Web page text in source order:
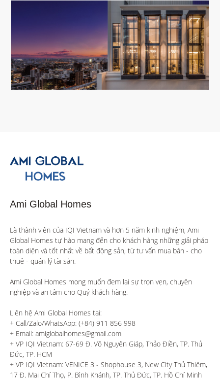
Ami Global Homes
Là thành viên của IQI Vietnam và hơn 5 năm kinh nghiệm, Ami
Global Homes tự hào mang đến cho khách hàng những giải pháp
toàn diện và tốt nhất về bất động sản, từ tư vấn mua bán - cho
thuê - quản lý tài sản.
Ami Global Homes mong muốn đem lại sự trọn vẹn, chuyên
nghiệp và an tâm cho Quý khách hàng.
Liên hệ Ami Global Homes tại:
+ Call/Zalo/WhatsApp: (+84) 911 856 998
+ Email: amiglobalhomes@gmail.com
+ VP IQI Vietnam: 67-69 Đ. Võ Nguyên Giáp, Thảo Điền, TP. Thủ
Đức, TP. HCM
+ VP IQI Vietnam: VENICE 3 - Shophouse 3, New City Thủ Thiêm,
17 Đ. Mai Chí Thọ, P. Bình Khánh, TP. Thủ Đức, TP. Hồ Chí Minh